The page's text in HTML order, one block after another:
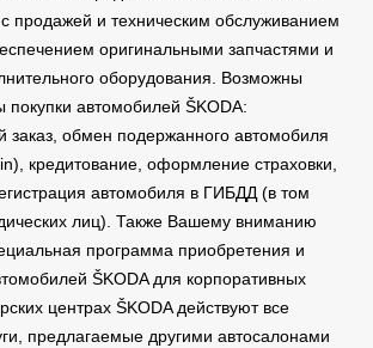
с продажей и техническим обслуживанием
оригинальными запчастями и
оборудования. Возможны
покупки автомобилей ŠKODA:
заказ, обмен подержанного автомобиля
кредитование, оформление страховки,
автомобиля в ГИБДД (в том
лиц). Также Вашему вниманию
программа приобретения и
ŠKODA для корпоративных
центрах ŠKODA действуют все
предлагаемые другими автосалонами